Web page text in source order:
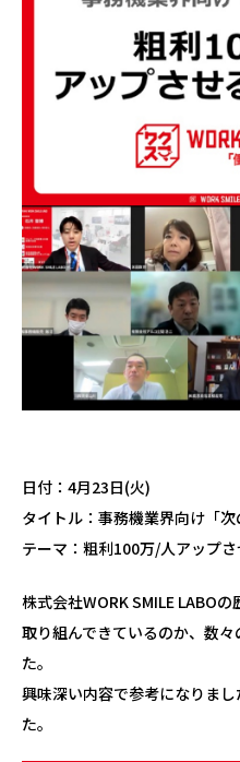
日付：4月23日(火)
タイトル：事務機業界向け「次
テーマ：粗利100万/人アップ
株式会社WORK SMILE LABO
取り組んできているのか、数
た。
興味深い内容で参考になりま
た。